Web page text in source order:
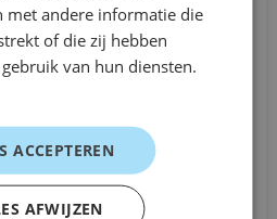
comfortabel.”
van
achter
Programma
met andere informatie die
of die zij hebben
van hun diensten.
ACCEPTEREN
AFWIJZEN